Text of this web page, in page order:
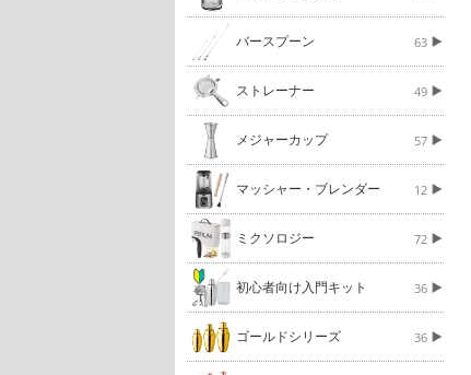
バースプーン 63
ストレーナー 49
メジャーカップ 57
マッシャー・ブレンダー 12
ミクソロジー 72
初心者向け入門キット 36
ゴールドシリーズ 36